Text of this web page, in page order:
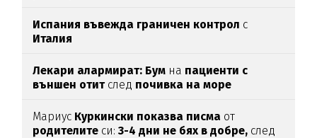
Испания въвежда граничен контрол с
Италия
Лекари алармират: Бум на пациенти с
външен отитслед почивка на море
Мариус Куркински показва писма от
родителите си:3-4 дни не бях в добре, след